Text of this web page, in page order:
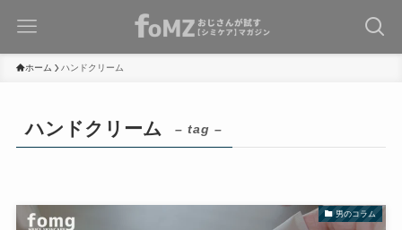
ホーム ハンドクリーム
ハンドクリーム – tag –
男のコラム